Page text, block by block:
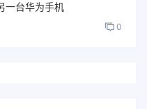
一台华为手机
0